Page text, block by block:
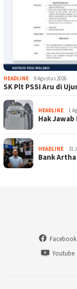
HEADLINE 9 Agustus 2026
SK Plt PSSI Aru di
HEADLINE 1
Hak
HEADLINE 31
Bank
Facebook
Youtube